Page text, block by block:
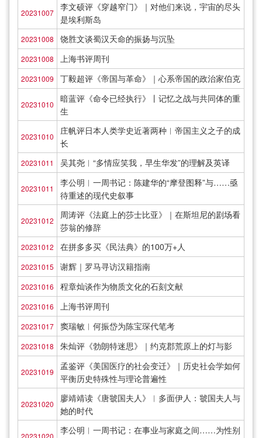
20231007
李文硕评《穿越窄门》｜对他们来说，宇宙的尽头
是埃利斯岛
20231008 饶胜文谈蜀汉天命的振扬与沉坠
20231008 上海书评周刊
20231009 丁毅超评《帝国与革命》｜心系帝国的政治家伯克
20231010
暗蓝评《命令已经执行》丨记忆之战与共同体的重
生
20231010
庄帆评日本人类学史近著两种︱帝国主义之子的成
长
20231011 吴其尧︱“多情应笑我，早生华发”的理解及英译
20231011
李公明︱一周书记：陈建华的“摩登图释”与……亟
待重述的现代史叙事
20231012
周涛评《法庭上的莎士比亚》｜在斯坦尼的剧场看
莎翁的修辞
20231012 在拼多多买《民法典》的100万+人
20231015 谢辉｜罗马寻访汉籍指南
20231016 程章灿谈作为物质文化的石刻文献
20231016 上海书评周刊
20231017 窦瑞敏︱何振岱为陈宝琛代笔考
20231018 朱灿评《勃朗特迷思》｜约克郡荒原上的灯与影
20231019
孟鉴评《美国医疗的社会变迁》｜历史社会学如何
平衡历史特殊性与理论普遍性
20231020
廖靖靖读《唐虢国夫人》︱多面伊人：虢国夫人与
她的时代
20231020
李公明︱一周书记：在事业与家庭之间……为性别